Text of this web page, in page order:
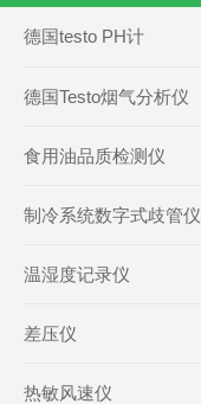
德国testo PH计
德国Testo烟气分析仪
食用油品质检测仪
制冷系统数字式歧管仪
温湿度记录仪
差压仪
热敏风速仪